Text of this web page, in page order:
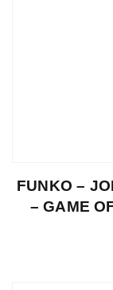
FUNKO –
– GAME